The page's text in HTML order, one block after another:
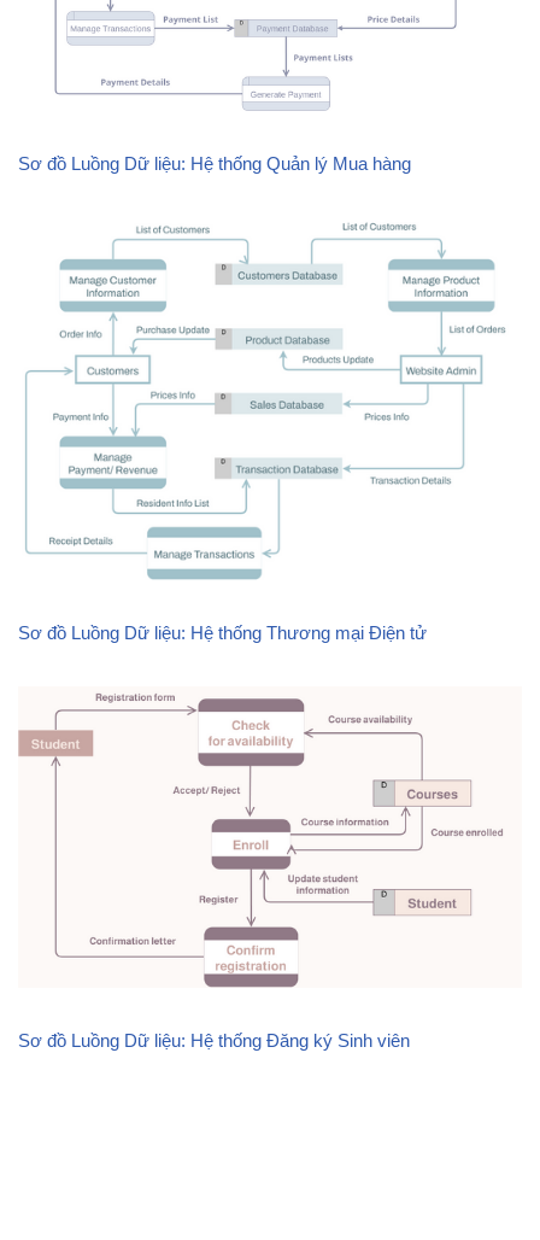
Sơ đồ Luồng Dữ liệu: Hệ thống Quản lý Mua hàng
Sơ đồ Luồng Dữ liệu: Hệ thống Thương mại Điện tử
Sơ đồ Luồng Dữ liệu: Hệ thống Đăng ký Sinh viên